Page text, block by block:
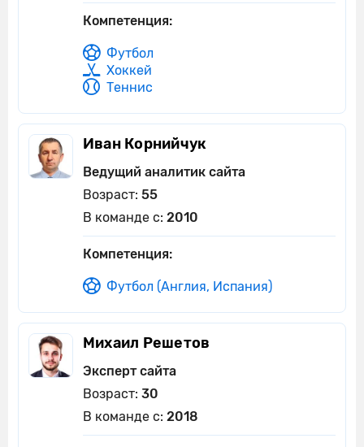
Компетенция:
Футбол
Хоккей
Теннис
Иван Корнийчук
Ведущий аналитик сайта
Возраст: 55
В команде с: 2010
Компетенция:
Футбол (Англия, Испания)
Михаил Решетов
Эксперт сайта
Возраст: 30
В команде с: 2018